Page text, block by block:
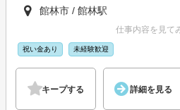
館林市 / 館林駅
仕事内容を見て
祝い金あり 未経験歓迎
キープする 詳細を見る